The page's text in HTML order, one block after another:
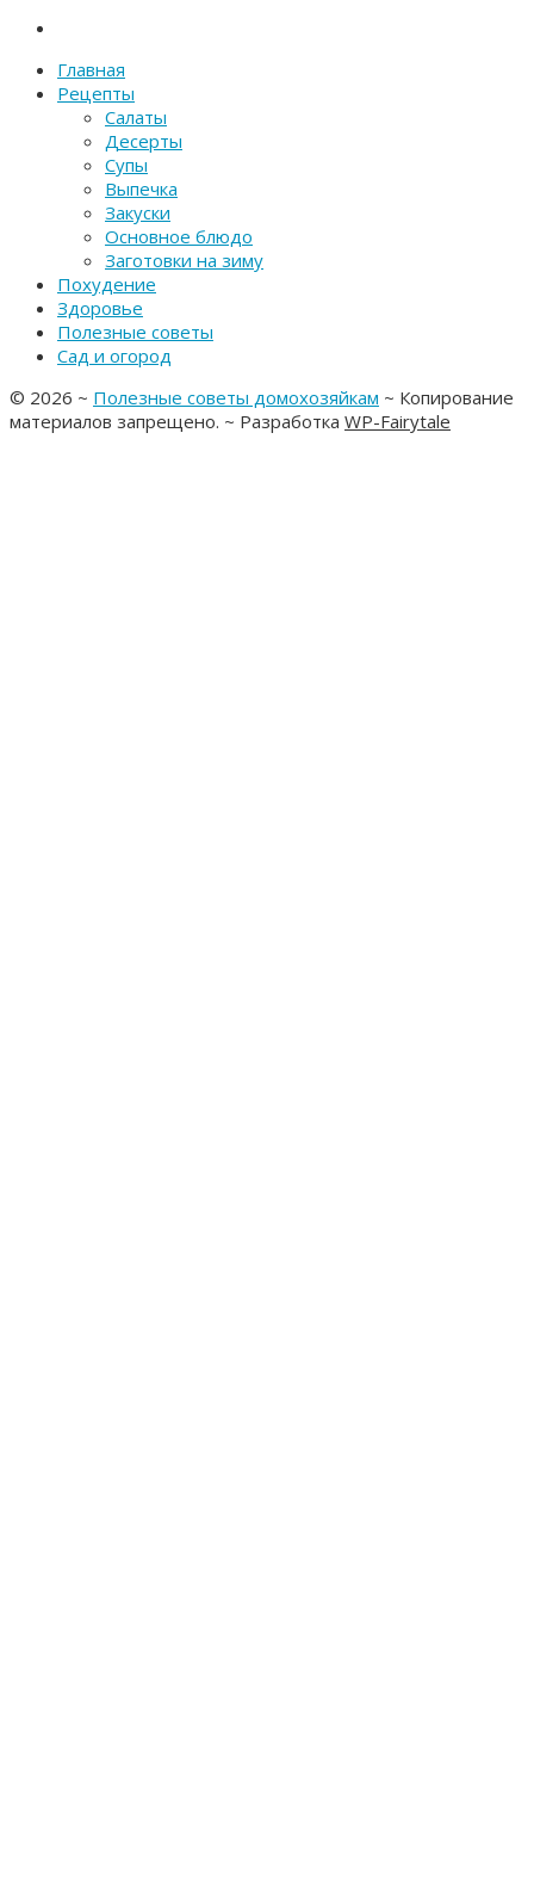
Главная
Рецепты
Салаты
Десерты
Супы
Выпечка
Закуски
Основное блюдо
Заготовки на зиму
Похудение
Здоровье
Полезные советы
Сад и огород
© 2026 ~ Полезные советы домохозяйкам ~ Копирование
материалов запрещено. ~ Разработка WP-Fairytale